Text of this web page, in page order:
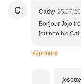
C Cathy 25/07/
Bonjour Jojo
journée bis
Répondre
josette